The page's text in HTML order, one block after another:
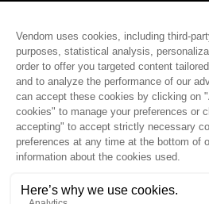
Pricing
FAQ
Press
English (en)
Legal notice
Terms of use